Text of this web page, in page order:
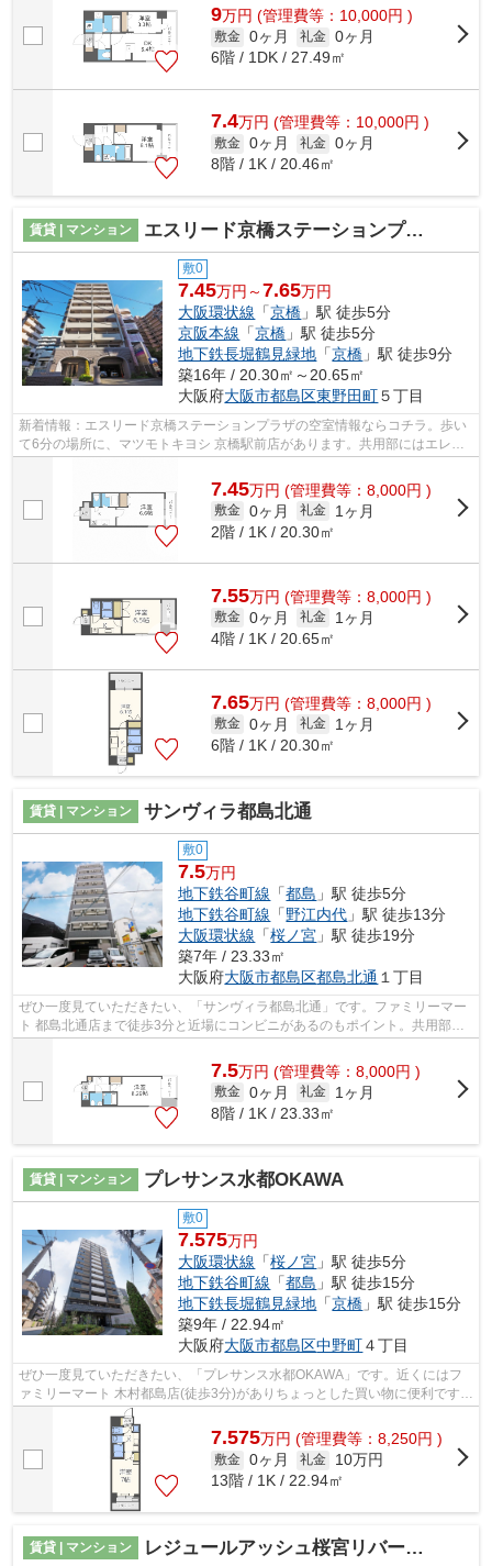
9万円 (管理費等：10,000円 )
敷金 0ヶ月 礼金 0ヶ月
6階 / 1DK / 27.49㎡
7.4万円 (管理費等：10,000円 )
敷金 0ヶ月 礼金 0ヶ月
8階 / 1K / 20.46㎡
賃貸 | マンション エスリード京橋ステーションプラザ
敷0
7.45万円～7.65万円
大阪環状線 「京橋 」駅 徒歩5分
京阪本線 「京橋 」駅 徒歩5分
地下鉄長堀鶴見緑地 「京橋 」駅 徒歩9分
築16年 / 20.30㎡～20.65㎡
大阪府大阪市都島区東野田町５丁目
新着情報：エスリード京橋ステーションプラザの空室情報ならコチラ。歩い
て6分の場所に、マツモトキヨシ 京橋駅前店があります。共用部にはエレベ
7.45万円 (管理費等：8,000円 )
敷金 0ヶ月 礼金
1ヶ月
2階 / 1K / 20.30㎡
7.55万円 (管理費等：8,000円 )
敷金 0ヶ月 礼金
1ヶ月
4階 / 1K / 20.65㎡
7.65万円 (管理費等：8,000円 )
敷金 0ヶ月 礼金
1ヶ月
6階 / 1K / 20.30㎡
賃貸 | マンション サンヴィラ都島北通
敷0
7.5万円
地下鉄谷町線 「都島 」駅 徒歩5分
地下鉄谷町線 「野江内代 」駅 徒歩13分
大阪環状線 「桜ノ宮 」駅 徒歩19分
築7年 / 23.33㎡
大阪府大阪市都島区都島北通 １丁目
ぜひ一度見ていただきたい、「サンヴィラ都島北通」です。ファミリーマー
ト 都島北通店まで徒歩3分と近場にコンビニがあるのもポイント。共用部に
7.5万円 (管理費等：8,000円 )
敷金 0ヶ月 礼金
1ヶ月
8階 / 1K / 23.33㎡
賃貸 | マンション プレサンス水都OKAWA
敷0
7.575万円
大阪環状線 「桜ノ宮 」駅 徒歩5分
地下鉄谷町線 「都島 」駅 徒歩15分
地下鉄長堀鶴見緑地 「京橋 」駅 徒歩15分
築9年 / 22.94㎡
大阪府大阪市都島区中野町４丁目
ぜひ一度見ていただきたい、「プレサンス水都OKAWA」です。近くにはフ
ァミリーマート 木村都島店(徒歩3分)がありちょっとした買い物に便利です。
共用部にはエレベータ・敷地内ごみ置き...
7.575万円 (管理費等：8,250円 )
敷金 0ヶ月 礼金
10万円
13階 / 1K / 22.94㎡
賃貸 | マンション レジュールアッシュ桜宮リバーコート